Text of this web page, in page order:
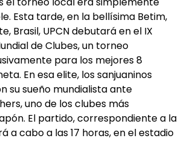
Esta tarde, en la bellísima Betim,
Brasil, UPCN debutará en el IX
de Clubes, un torneo
para los mejores 8
En esa elite, los sanjuaninos
su sueño mundialista ante
uno de los clubes más
El partido, correspondiente a la
a cabo a las 17 horas, en el estadio